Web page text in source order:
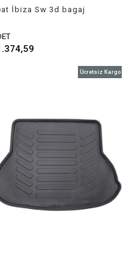
İbiza Sw 3d bagaj
Ücretsiz Kargo